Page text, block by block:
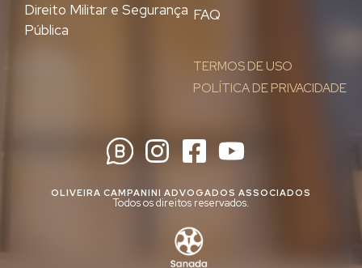
FAQ
TERMOS DE USO
POLÍTICA DE PRIVACIDADE
Direito Militar e Segurança
Pública
OLIVEIRA CAMPANINI ADVOGADOS ASSOCIADOS
Todos os direitos reservados.